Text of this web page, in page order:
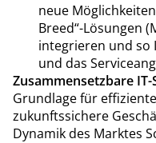
neue
Breed“-Lösungen
integrieren und so
und das
Zusammensetzbare
Grundlage für
zukunftssichere
Dynamik des Marktes